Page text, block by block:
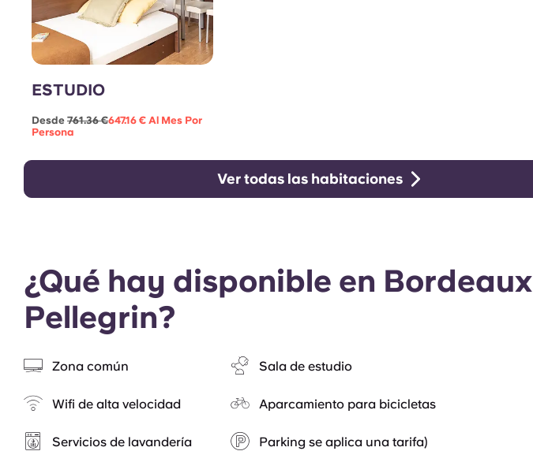
ESTUDIO
Desde 761.36 €647.16 € Al Mes Por
Persona
Ver todas las habitaciones
¿Qué hay disponible en Bordeaux
Pellegrin?
Zona común Sala de estudio
Wifi de alta velocidad Aparcamiento para bicicletas
Servicios de lavandería Parking se aplica una tarifa)